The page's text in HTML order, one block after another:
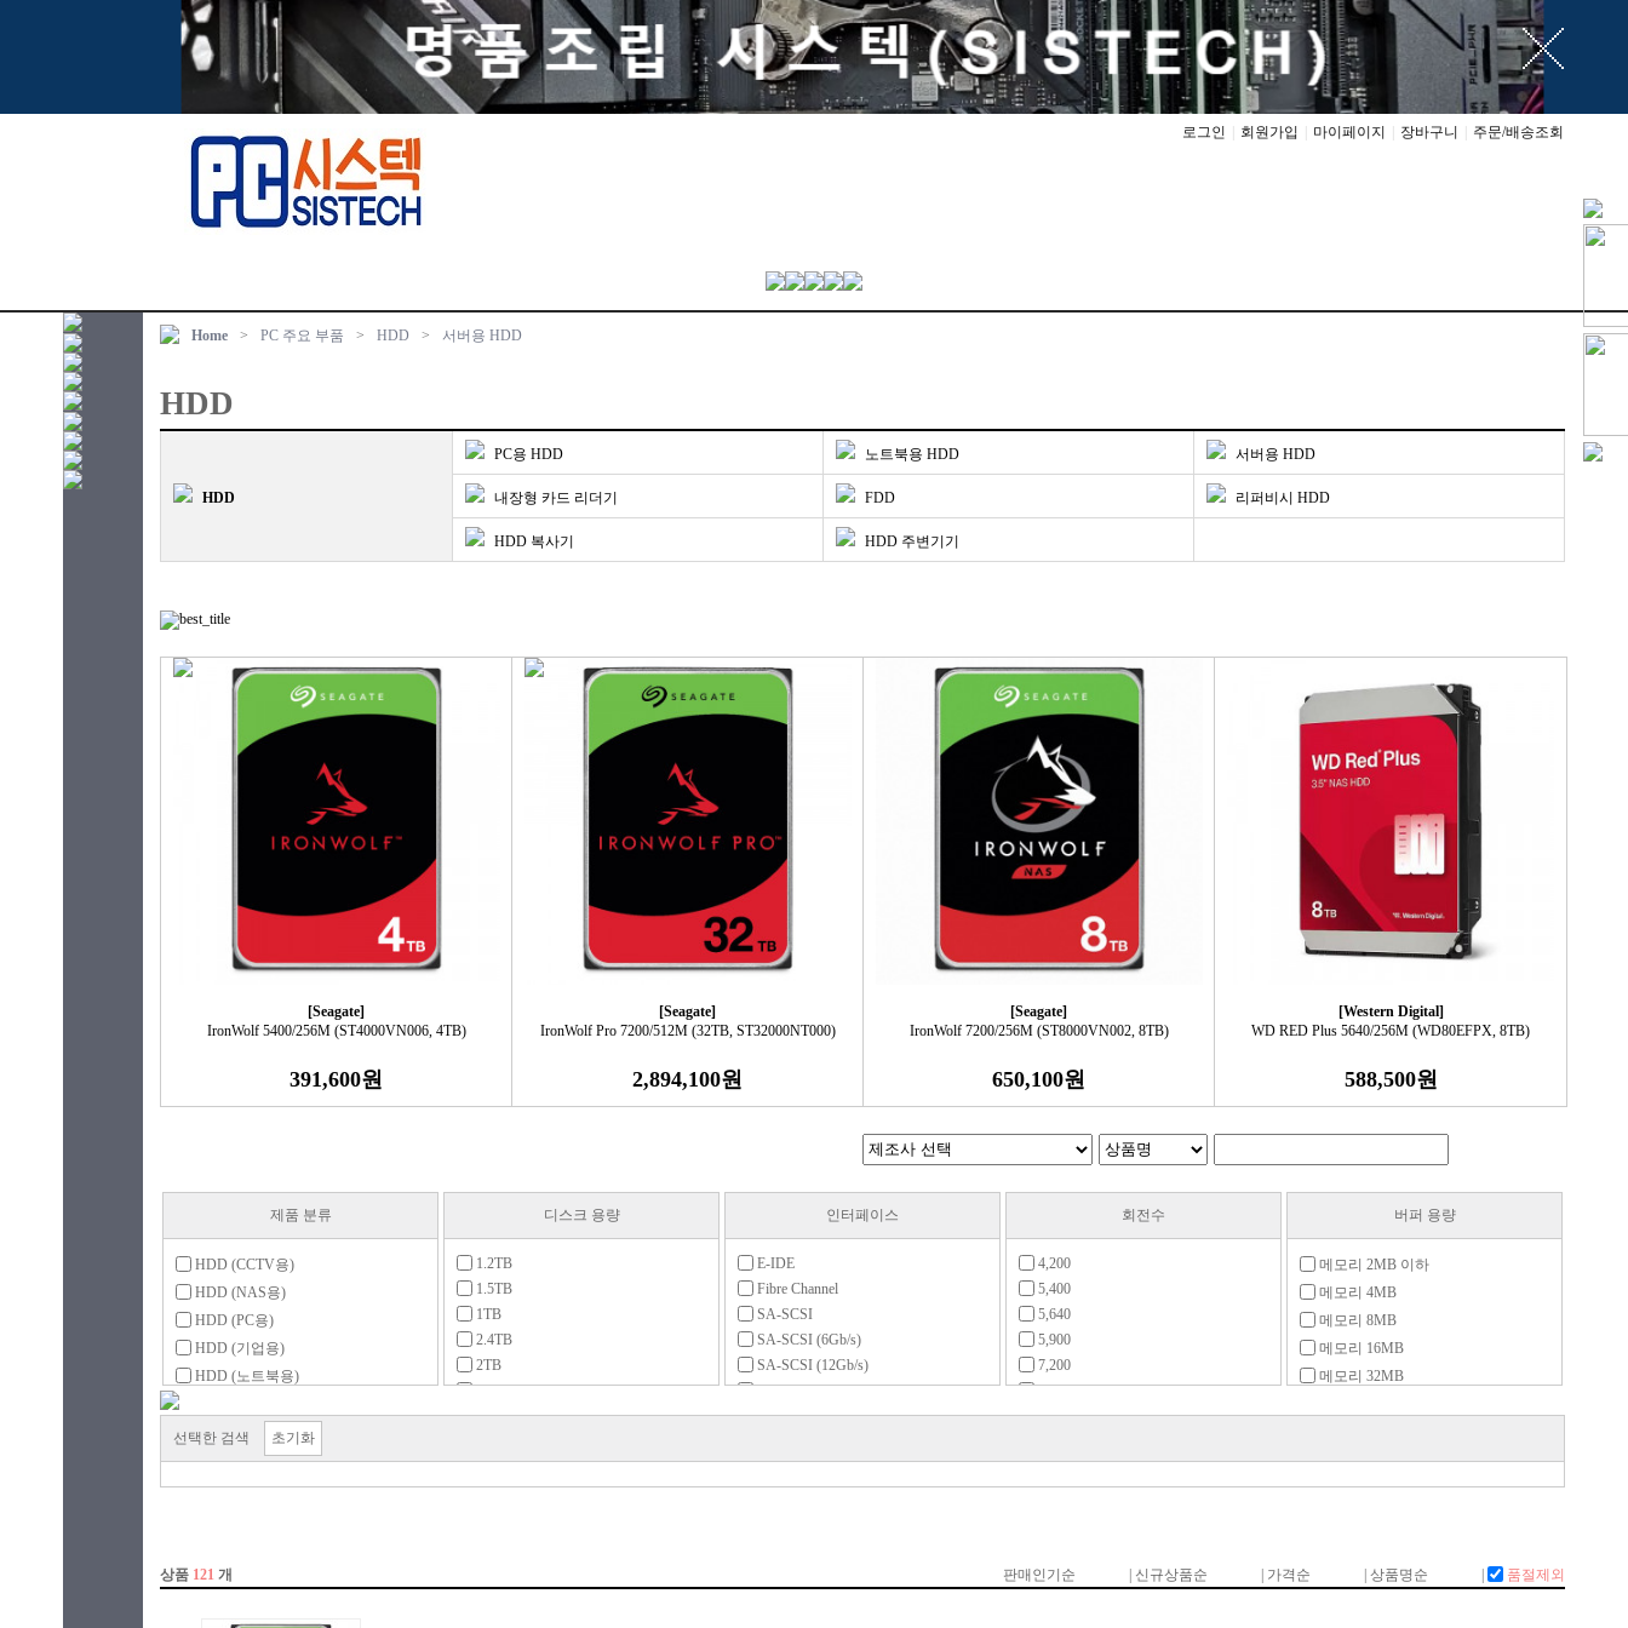
로그인 회원가입 마이페이지 장바구니 주문/배송조회
Home > PC 주요 부품 > HDD > 서버용 HDD
HDD
HDD
PC용 HDD 노트북용 HDD 서버용 HDD
내장형 카드 리더기 FDD 리퍼비시 HDD
HDD 복사기 HDD 주변기기
[Seagate]
IronWolf 5400/256M (ST4000VN006, 4TB)
391,600원
[Seagate]
IronWolf Pro 7200/512M (32TB, ST32000NT000)
2,894,100원
[Seagate]
IronWolf 7200/256M (ST8000VN002, 8TB)
650,100원
[Western Digital]
WD RED Plus 5640/256M (WD80EFPX, 8TB)
588,500원
제품 분류
HDD (CCTV용)
HDD (NAS용)
HDD (PC용)
HDD (기업용)
HDD (노트북용)
HDD (중고)
HDD 복사기
SSHD (PC용)
디스크 용량
1.2TB
1.5TB
1TB
2.4TB
2TB
3TB
4TB
6TB
8TB
16TB
인터페이스
E-IDE
Fibre Channel
SA-SCSI
SA-SCSI (6Gb/s)
SA-SCSI (12Gb/s)
SATA
SATA1 (1.5Gb/s)
SATA3 (6Gb/s)
SCSI
회전수
4,200
5,400
5,640
5,900
7,200
10,000
15,000
버퍼 용량
메모리 2MB 이하
메모리 4MB
메모리 8MB
메모리 16MB
메모리 32MB
메모리 256MB
메모리 512MB
선택한 검색 초기화